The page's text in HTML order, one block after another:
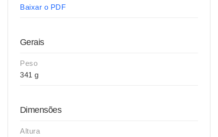
Baixar o PDF
Gerais
Peso
341 g
Dimensões
Altura